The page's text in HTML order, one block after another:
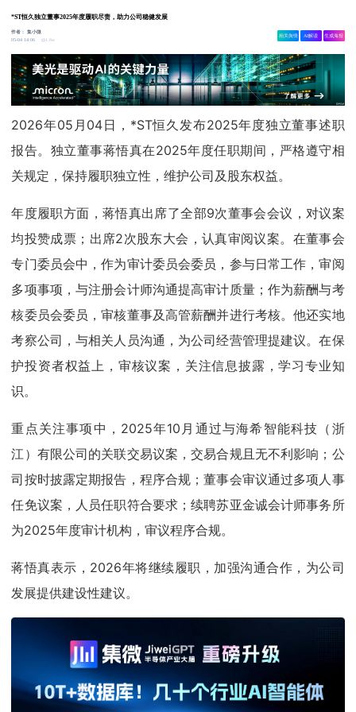
*ST恒久独立董事2025年度履职尽责，助力公司稳健发展
作者：集小微
05-04 14:06
1.6w
相关舆情 AI解读 生成海报
2026年05月04日，*ST恒久发布2025年度独立董事述职
报告。独立董事蒋悟真在2025年度任职期间，严格遵守相
关规定，保持履职独立性，维护公司及股东权益。
年度履职方面，蒋悟真出席了全部9次董事会会议，对议案
均投赞成票；出席2次股东大会，认真审阅议案。在董事会
专门委员会中，作为审计委员会委员，参与日常工作，审阅
多项事项，与注册会计师沟通提高审计质量；作为薪酬与考
核委员会委员，审核董事及高管薪酬并进行考核。他还实地
考察公司，与相关人员沟通，为公司经营管理提建议。在保
护投资者权益上，审核议案，关注信息披露，学习专业知
识。
重点关注事项中，2025年10月通过与海希智能科技（浙
江）有限公司的关联交易议案，交易合规且无不利影响；公
司按时披露定期报告，程序合规；董事会审议通过多项人事
任免议案，人员任职符合要求；续聘苏亚金诚会计师事务所
为2025年度审计机构，审议程序合规。
蒋悟真表示，2026年将继续履职，加强沟通合作，为公司
发展提供建设性建议。